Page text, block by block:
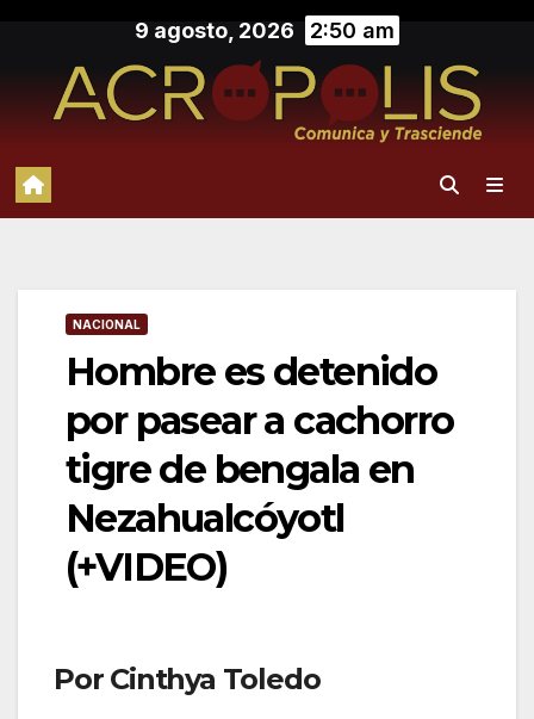
contenido
9 agosto, 2026 2:50 am
NACIONAL
Hombre es detenido
por pasear a cachorro
tigre de bengala en
Nezahualcóyotl
(+VIDEO)
Por Cinthya Toledo